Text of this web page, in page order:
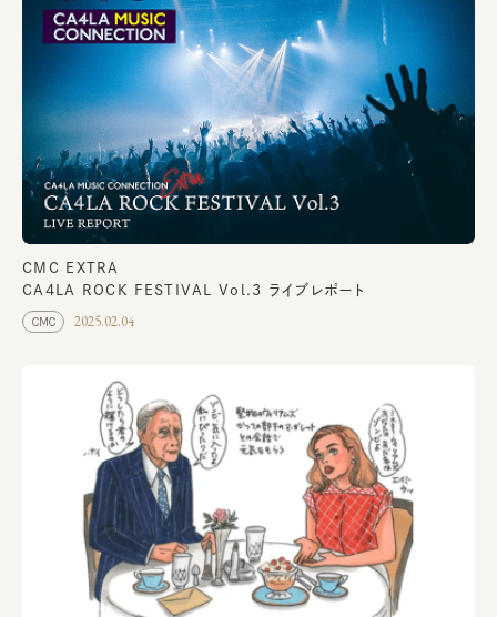
CMC 2025.02.04
CMC EXTRA
CA4LA ROCK FESTIVAL Vol.3 ライブレポート